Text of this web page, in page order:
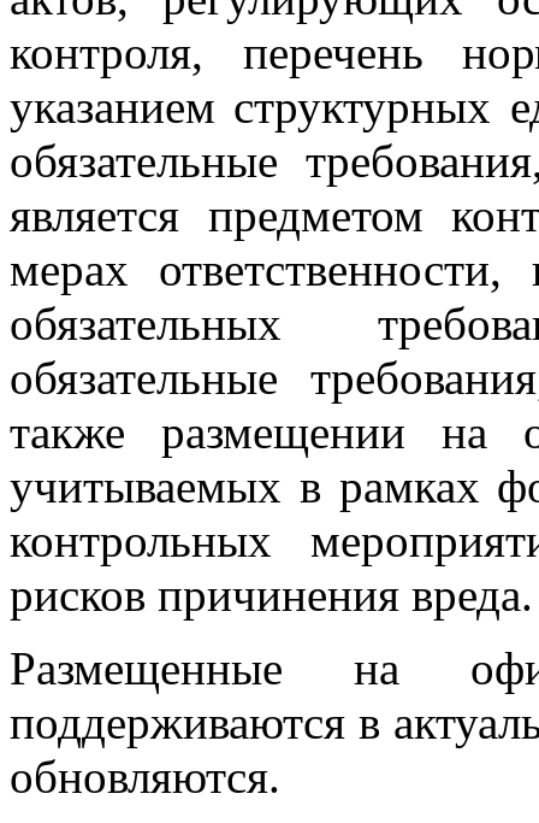
контроля, перечень
указанием структурных
обязательные
является предметом
мерах
обязательных
обязательные
также размещении на
учитываемых в рамках
контрольных
рисков причинения вреда.
Размещенные на
поддерживаются в
обновляются.